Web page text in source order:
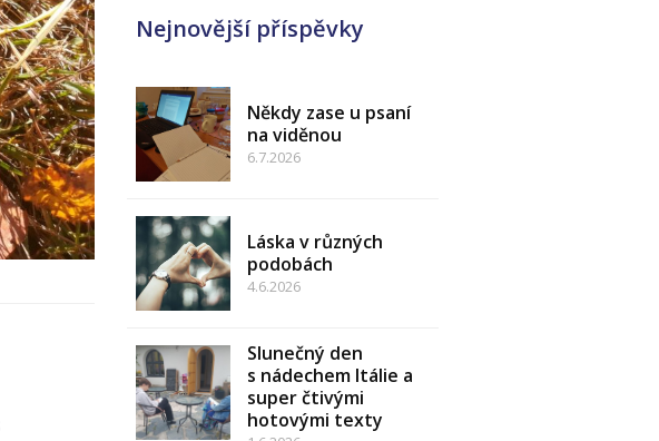
Nejnovější příspěvky
Někdy zase u psaní
na viděnou
6.7.2026
Láska v různých
podobách
4.6.2026
Slunečný den
s nádechem Itálie a
super čtivými
hotovými texty